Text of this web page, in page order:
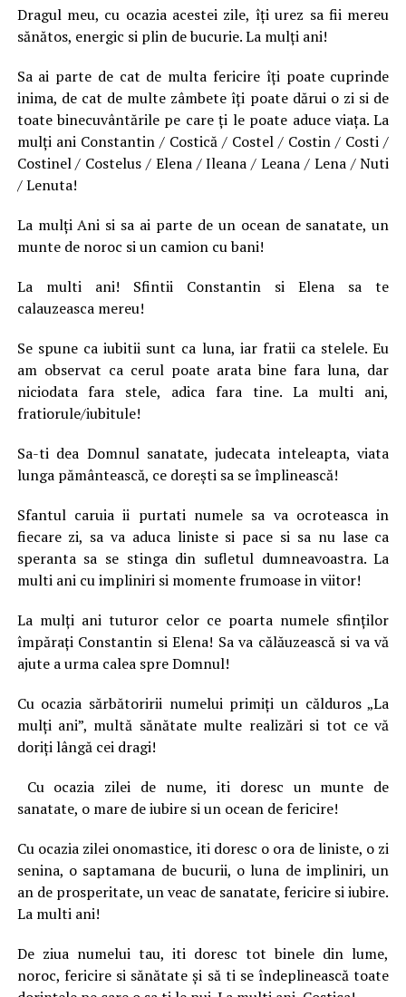
Dragul meu, cu ocazia acestei zile, îţi urez sa fii mereu
sănătos, energic si plin de bucurie. La mulţi ani!
Sa ai parte de cat de multa fericire îţi poate cuprinde
inima, de cat de multe zâmbete îţi poate dărui o zi si de
toate binecuvântările pe care ţi le poate aduce viaţa. La
mulţi ani Constantin / Costică / Costel / Costin / Costi /
Costinel / Costelus / Elena / Ileana / Leana / Lena / Nuti
/ Lenuta!
La mulţi Ani si sa ai parte de un ocean de sanatate, un
munte de noroc si un camion cu bani!
La multi ani! Sfintii Constantin si Elena sa te
calauzeasca mereu!
Se spune ca iubitii sunt ca luna, iar fratii ca stelele. Eu
am observat ca cerul poate arata bine fara luna, dar
niciodata fara stele, adica fara tine. La multi ani,
fratiorule/iubitule!
Sa-ti dea Domnul sanatate, judecata inteleapta, viata
lunga pământească, ce doreşti sa se împlinească!
Sfantul caruia ii purtati numele sa va ocroteasca in
fiecare zi, sa va aduca liniste si pace si sa nu lase ca
speranta sa se stinga din sufletul dumneavoastra. La
multi ani cu impliniri si momente frumoase in viitor!
La mulţi ani tuturor celor ce poarta numele sfinţilor
împăraţi Constantin si Elena! Sa va călăuzească si va vă
ajute a urma calea spre Domnul!
Cu ocazia sărbătoririi numelui primiţi un călduros „La
mulţi ani”, multă sănătate multe realizări si tot ce vă
doriţi lângă cei dragi!
Cu ocazia zilei de nume, iti doresc un munte de
sanatate, o mare de iubire si un ocean de fericire!
Cu ocazia zilei onomastice, iti doresc o ora de liniste, o zi
senina, o saptamana de bucurii, o luna de impliniri, un
an de prosperitate, un veac de sanatate, fericire si iubire.
La multi ani!
De ziua numelui tau, iti doresc tot binele din lume,
noroc, fericire si sănătate şi să ti se îndeplinească toate